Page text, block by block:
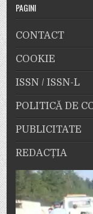
PAGINI
CONTACT
COOKIE
ISSN / ISSN-L
POLITICĂ DE
PUBLICITATE
REDACȚIA